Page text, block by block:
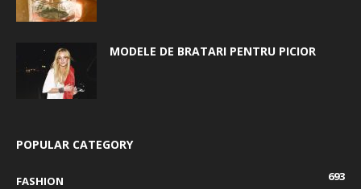
MODELE DE BRATARI PENTRU PICIOR
POPULAR CATEGORY
FASHION
693